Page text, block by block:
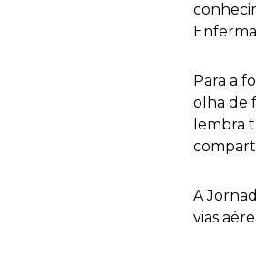
Para a
olha de
lembra
A
vias